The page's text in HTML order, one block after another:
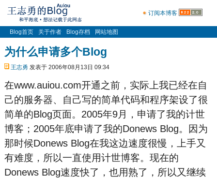
订阅本博客
Blog首页 关于作者 Blog存档 网站地图
为什么申请多个Blog
王志勇 发表于 2006年08月13日 09:34
在www.auiou.com开通之前，实际上我已经在自
己的服务器、自己写的简单代码和程序架设了很
简单的Blog页面。2005年9月，申请了我的计世
博客；2005年底申请了我的Donews Blog。因为
那时候Donews Blog在我这边速度很慢，上手又
有难度，所以一直使用计世博客。现在的
Donews Blog速度快了，也用熟了，所以又继续